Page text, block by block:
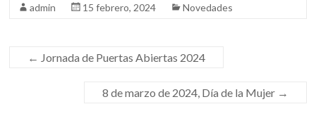
admin 15 febrero, 2024 Novedades
← Jornada de Puertas Abiertas 2024
8 de marzo de 2024, Día de la Mujer →